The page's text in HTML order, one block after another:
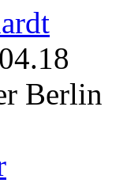
Berlin